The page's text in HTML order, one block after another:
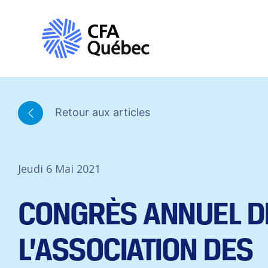
Retour aux articles
Jeudi 6 Mai 2021
CONGRÈS ANNUEL
L’ASSOCIATION DES